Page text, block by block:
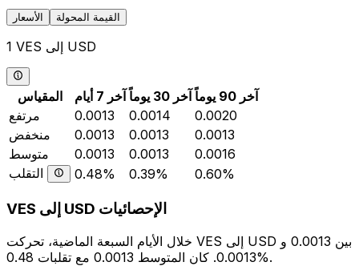
الأسعار القيمة المحولة
1 VES إلى USD
المقياس آخر 7 أيام آخر 30 يوماً
آخر 90 يوماً
مرتفع
0.0013 0.0014
0.0020
منخفض
0.0013 0.0013
0.0013
متوسط
0.0013 0.0013
0.0016
التقلب
0.48% 0.39% 0.60%
VES إلى USD الإحصائيات
خلال الأيام السبعة الماضية، تحركت VES إلى USD بين 0.0013 و
0.0013. كان المتوسط 0.0013 مع تقلبات 0.48%.